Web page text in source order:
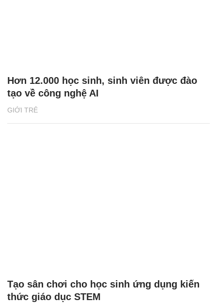
GIỚI TRẺ
Hơn 12.000 học sinh, sinh viên được đào
tạo về công nghệ AI
Tạo sân chơi cho học sinh ứng dụng kiến
thức giáo dục STEM